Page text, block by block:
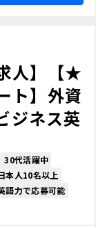
人】【★
ト】外資
ジネス英
30代活躍中
本人10名以上
語力で応募可能